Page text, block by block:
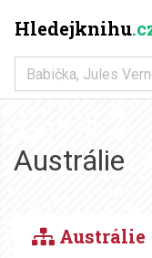
Hledejknihu
Austrálie
Austrálie